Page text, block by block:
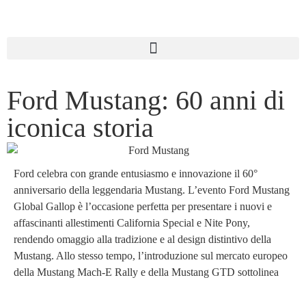
Ford Mustang: 60 anni di
iconica storia
Ford celebra con grande entusiasmo e innovazione il 60°
anniversario della leggendaria Mustang. L’evento Ford Mustang
Global Gallop è l’occasione perfetta per presentare i nuovi e
affascinanti allestimenti California Special e Nite Pony,
rendendo omaggio alla tradizione e al design distintivo della
Mustang. Allo stesso tempo, l’introduzione sul mercato europeo
della Mustang Mach-E Rally e della Mustang GTD sottolinea